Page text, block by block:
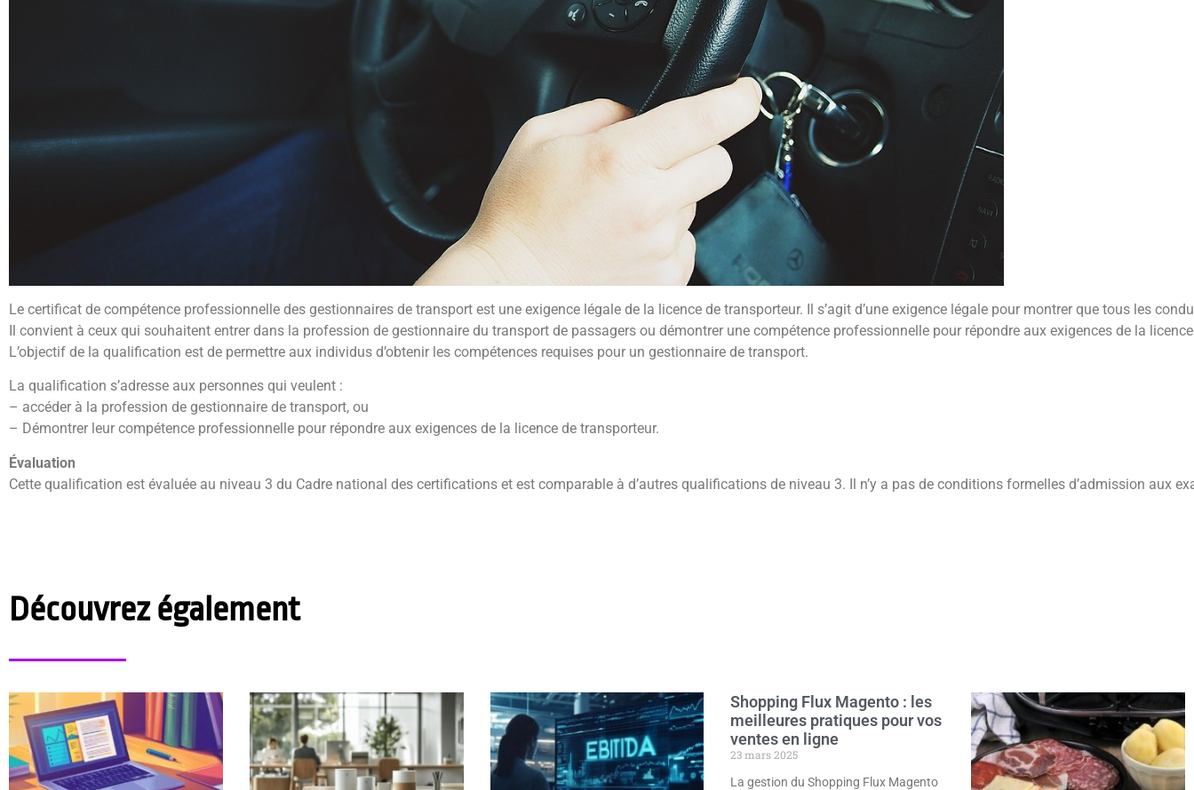
Le certificat de compétence professionnelle des gestionnaires de transport est une exigence légale de la licence de transporteur. Il s’agit d’une exigence légale pour montrer que tous les
Il convient à ceux qui souhaitent entrer dans la profession de gestionnaire du transport de passagers ou démontrer une compétence professionnelle pour répondre aux exigences de la licence
L’objectif de la qualification est de permettre aux individus d’obtenir les compétences requises pour un gestionnaire de transport.
La qualification s’adresse aux personnes qui veulent :
– accéder à la profession de gestionnaire de transport, ou
– Démontrer leur compétence professionnelle pour répondre aux exigences de la licence de transporteur.
Évaluation
Cette qualification est évaluée au niveau 3 du Cadre national des certifications et est comparable à d’autres qualifications de niveau 3. Il n’y a pas de conditions formelles d’admission
Découvrez également
Shopping Flux Magento : les
meilleures pratiques pour vos
ventes en ligne
23 mars 2025
La gestion du Shopping Flux Magento